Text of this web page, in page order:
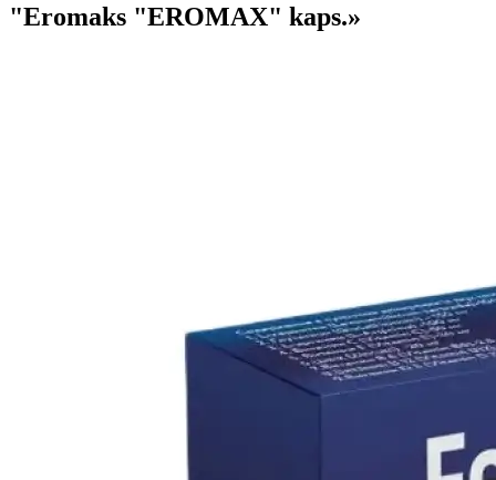
"Eromaks "EROMAX" kaps.»